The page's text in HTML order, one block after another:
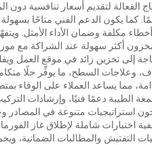
الفعالة لتقديم أسعار تنافسية
كما يكون الدعم الفني متاحًا
مكلفة وضمان الأداء الأمثل.
أكثر سهولة عند الشراكة مع
إلى تخزين زائد في موقع العمل
وعلاجات السطح، ما يوفِّر حلًا
يساعد العملاء على الوفاء
الطيبة دعمًا فنيًا، وإرشادات
استراتيجيات متنوعة في
اختبارات شاملة لإطلاق غاز
التفتيش والمطالبات الضمانية،